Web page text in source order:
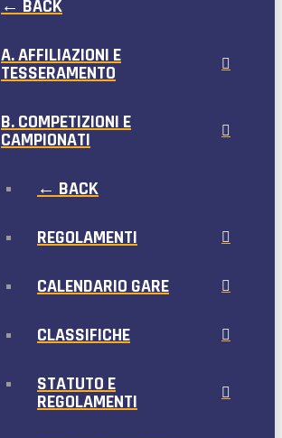
← BACK
A. AFFILIAZIONI E
TESSERAMENTO
B. COMPETIZIONI E
CAMPIONATI
← BACK
REGOLAMENTI
CALENDARIO GARE
CLASSIFICHE
STATUTO E
REGOLAMENTI